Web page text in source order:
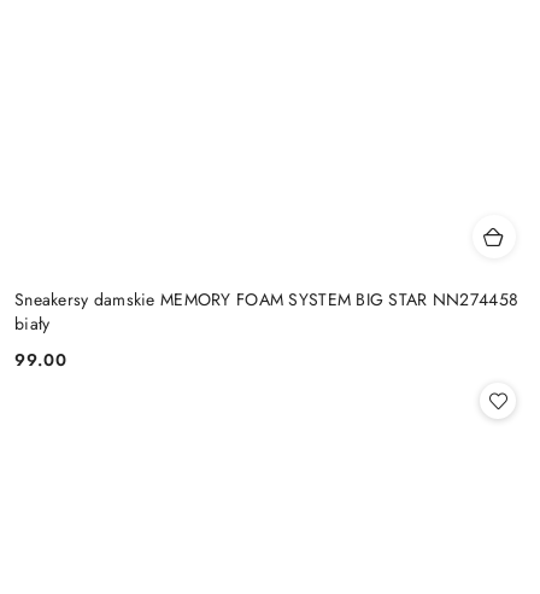
Sneakersy damskie MEMORY FOAM SYSTEM BIG STAR NN274458
biały
Cena:
99.00